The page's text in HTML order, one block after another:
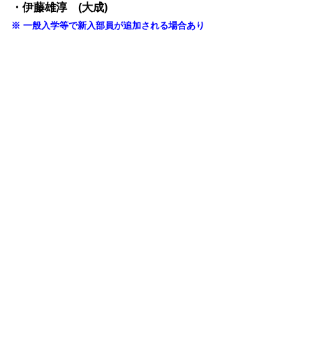
・伊藤雄淳 (大成)
※ 一般入学等で新入部員が追加される場合あり